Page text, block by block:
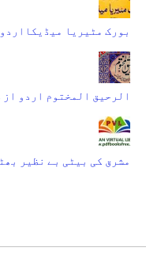
بورک مٹیریا
الرحیق المختوم اردو
مشرق کی بیٹی بے نظیر